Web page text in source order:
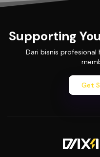
Supporting
Dari bisnis profesional
Get